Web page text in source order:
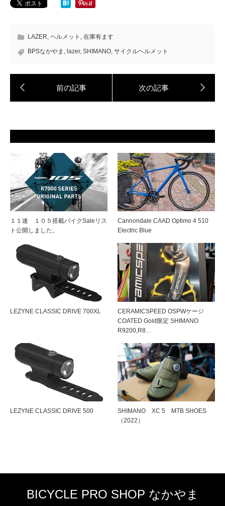
LAZER ヘルメット 在庫有ます
BPSなかやま lazer, SHIMANO サイクルヘルメット
１１速 １０５搭載バイクSaleリス
ト公開しました。
Cannondale CAAD Optimo 4 510
Electric Blue
LEZYNE CLASSIC DRIVE 700XL
CERAMICSPEED OSPWケージ
COATED Gold限定 SHIMANO
R9200,R8…
LEZYNE CLASSIC DRIVE 500
SHIMANO XC 5 MTB SHOES
（2022）
BICYCLE PRO SHOP なかやま